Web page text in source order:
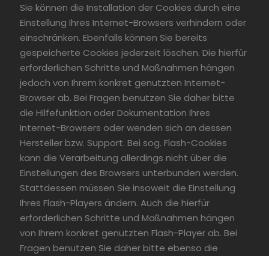
Sie können die Installation der Cookies durch eine
Einstellung Ihres Internet-Browsers verhindern oder
einschränken. Ebenfalls können Sie bereits
gespeicherte Cookies jederzeit löschen. Die hierfür
erforderlichen Schritte und Maßnahmen hängen
jedoch von Ihrem konkret genutzten Internet-
Browser ab. Bei Fragen benutzen Sie daher bitte
die Hilfefunktion oder Dokumentation Ihres
Internet-Browsers oder wenden sich an dessen
Hersteller bzw. Support. Bei sog. Flash-Cookies
kann die Verarbeitung allerdings nicht über die
Einstellungen des Browsers unterbunden werden.
Stattdessen müssen Sie insoweit die Einstellung
Ihres Flash-Players ändern. Auch die hierfür
erforderlichen Schritte und Maßnahmen hängen
von Ihrem konkret genutzten Flash-Player ab. Bei
Fragen benutzen Sie daher bitte ebenso die